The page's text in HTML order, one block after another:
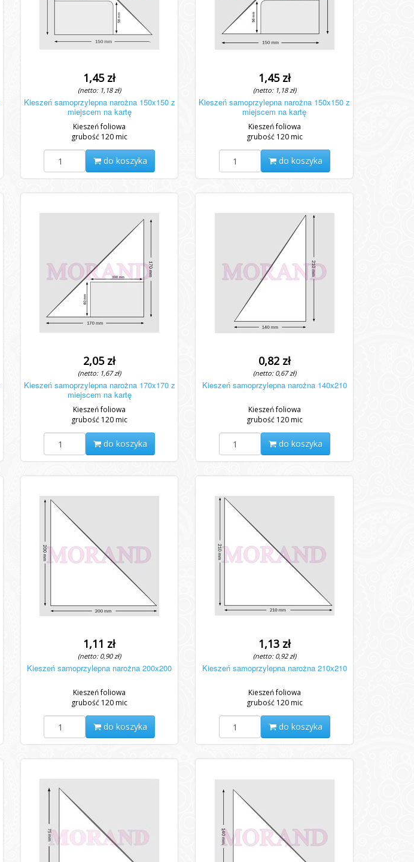
1,45 zł
(netto: 1,18 zł)
Kieszeń samoprzylepna narożna 150x150 z
miejscem na kartę
Kieszeń foliowa
grubość 120 mic
do koszyka
1,45 zł
(netto: 1,18 zł)
Kieszeń samoprzylepna narożna 150x150 z
miejscem na kartę
Kieszeń foliowa
grubość 120 mic
do koszyka
2,05 zł
(netto: 1,67 zł)
Kieszeń samoprzylepna narożna 170x170 z
miejscem na kartę
Kieszeń foliowa
grubość 120 mic
do koszyka
0,82 zł
(netto: 0,67 zł)
Kieszeń samoprzylepna narożna 140x210
Kieszeń foliowa
grubość 120 mic
do koszyka
1,11 zł
(netto: 0,90 zł)
Kieszeń samoprzylepna narożna 200x200
Kieszeń foliowa
grubość 120 mic
do koszyka
1,13 zł
(netto: 0,92 zł)
Kieszeń samoprzylepna narożna 210x210
Kieszeń foliowa
grubość 120 mic
do koszyka